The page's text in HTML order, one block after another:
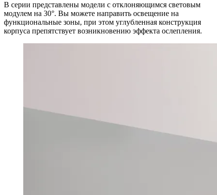
В серии представлены модели с отклоняющимся световым
модулем на 30°. Вы можете направить освещение на
функциональные зоны, при этом углубленная конструкция
корпуса препятствует возникновению эффекта ослепления.